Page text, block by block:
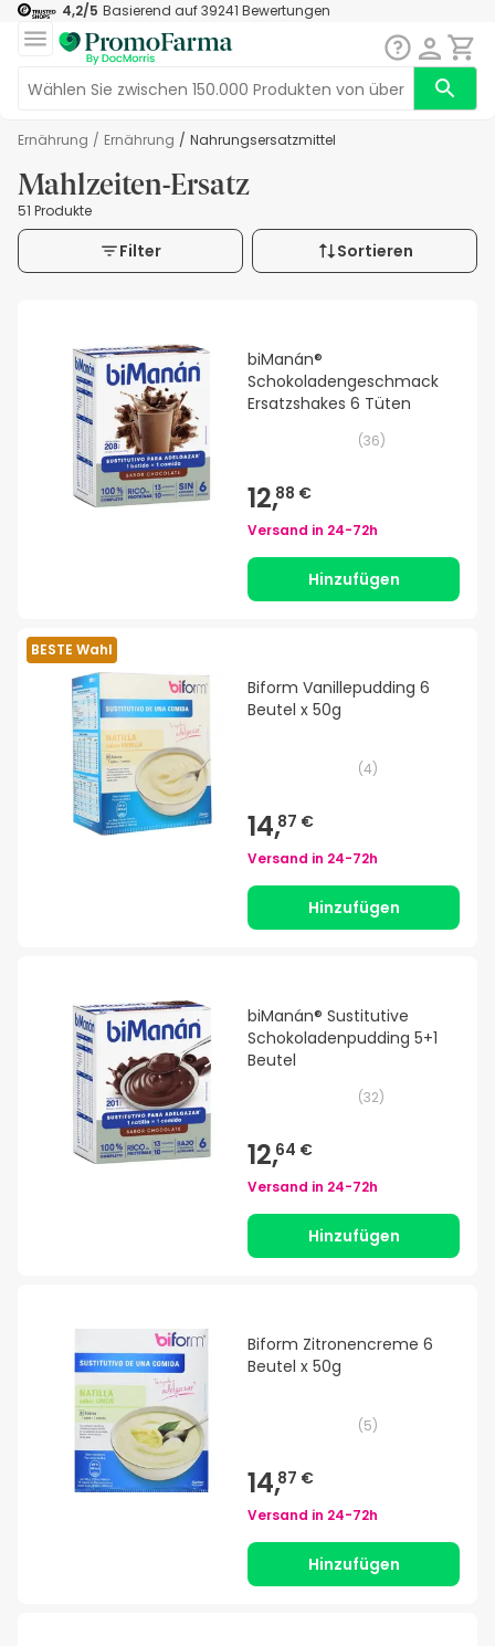
4,2/5 Basierend auf39241 Bewertungen
Ernährung / Ernährung / Nahrungsersatzmittel
Mahlzeiten-Ersatz
51 Produkte
Filter Sortieren
biManán®
Schokoladengeschmack
Ersatzshakes 6 Tüten
(36)
12,88 €
Versand in 24-72h
Hinzufügen
BESTE Wahl
Biform Vanillepudding 6
Beutel x 50g
(4)
14,87 €
Versand in 24-72h
Hinzufügen
biManán® Sustitutive
Schokoladenpudding 5+1
Beutel
(32)
12,64 €
Versand in 24-72h
Hinzufügen
Biform Zitronencreme 6
Beutel x 50g
(5)
14,87 €
Versand in 24-72h
Hinzufügen